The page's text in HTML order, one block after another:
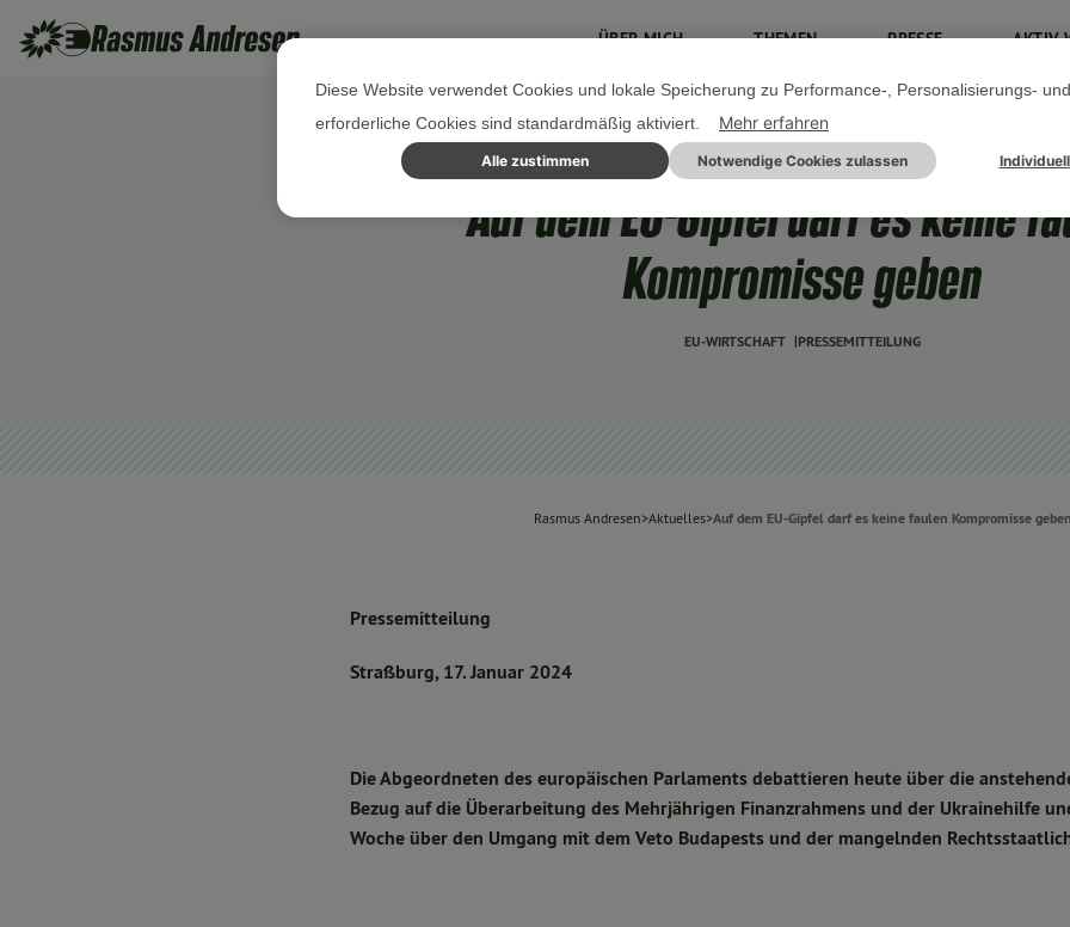
ÜBER MICH THEMEN PRESSE AKTIV
17. JANUAR 2024
Auf dem EU-Gipfel darf es keine
Kompromisse geben
EU-WIRTSCHAFT PRESSEMITTEILUNG
Rasmus Andresen>Aktuelles>Auf dem EU-Gipfel darf es keine faulen Kompromisse
Pressemitteilung
Straßburg, 17. Januar 2024
Die Abgeordneten des europäischen Parlaments debattieren heute über die
Bezug auf die Überarbeitung des Mehrjährigen Finanzrahmens und der Ukrainehilfe
Woche über den Umgang mit dem Veto Budapests und der mangelnden
Diese Website verwendet Cookies und lokale Speicherung zu Performance-, Personalisierungs-
erforderliche Cookies sind standardmäßig aktiviert.
Mehr erfahren
Alle zustimmen Notwendige Cookies zulassen